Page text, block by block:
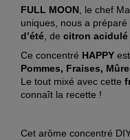
FULL MOON, le chef
uniques, nous a
d’été, de citron acidulé
Ce concentré HAPPY
Pommes, Fraises,
Le tout mixé avec cette
connaît la recette !
Cet arôme concentré